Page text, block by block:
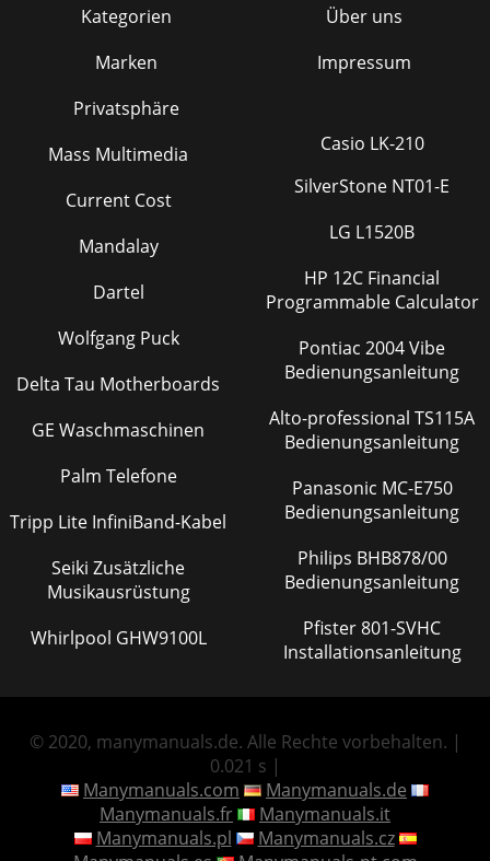
Kategorien
Marken
Privatsphäre
Über uns
Impressum
Mass Multimedia
Current Cost
Mandalay
Dartel
Wolfgang Puck
Delta Tau Motherboards
GE Waschmaschinen
Palm Telefone
Tripp Lite InfiniBand-Kabel
Seiki Zusätzliche
Musikausrüstung
Whirlpool GHW9100L
Casio LK-210
SilverStone NT01-E
LG L1520B
HP 12C Financial
Programmable Calculator
Pontiac 2004 Vibe
Bedienungsanleitung
Alto-professional TS115A
Bedienungsanleitung
Panasonic MC-E750
Bedienungsanleitung
Philips BHB878/00
Bedienungsanleitung
Pfister 801-SVHC
Installationsanleitung
© 2020, manymanuals.de. Alle Rechte vorbehalten. |
0.021 s |
Manymanuals.com
Manymanuals.de
Manymanuals.fr
Manymanuals.it
Manymanuals.pl
Manymanuals.cz